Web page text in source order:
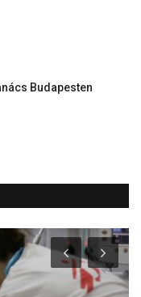
Budapesten